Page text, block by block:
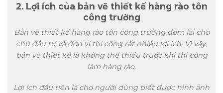
2. Lợi ích của bản vẽ thiết kế hàng rào tôn
công trường
Bản vẽ thiết kế hàng rào tôn công trường đem lại cho
chủ đầu tư và đơn vị thi công rất nhiều lợi ích. Vì vậy,
bản vẽ thiết kế là không thể thiếu trước khi thi công
làm hàng rào.
Lợi ích đầu tiên là cho người dùng biết được hình ảnh